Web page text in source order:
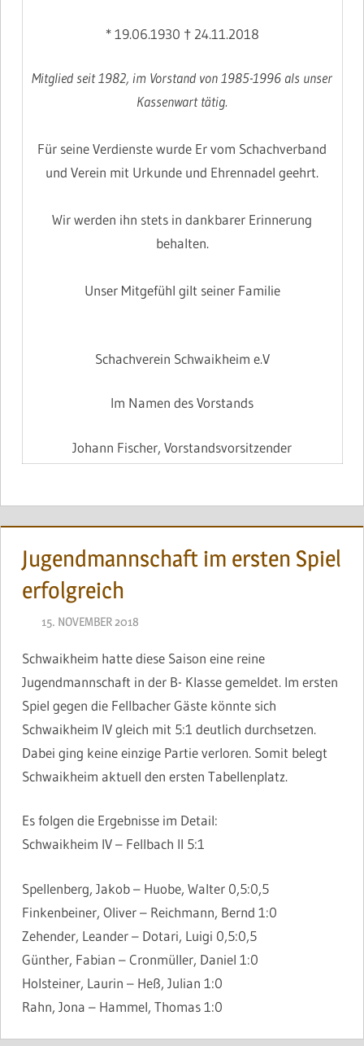
* 19.06.1930 † 24.11.2018
Mitglied seit 1982, im Vorstand von 1985-1996 als unser
Kassenwart tätig.
Für seine Verdienste wurde Er vom Schachverband
und Verein mit Urkunde und Ehrennadel geehrt.
Wir werden ihn stets in dankbarer Erinnerung
behalten.
Unser Mitgefühl gilt seiner Familie
Schachverein Schwaikheim e.V
Im Namen des Vorstands
Johann Fischer, Vorstandsvorsitzender
Jugendmannschaft im ersten Spiel
erfolgreich
15. NOVEMBER 2018
Schwaikheim hatte diese Saison eine reine
Jugendmannschaft in der B- Klasse gemeldet. Im ersten
Spiel gegen die Fellbacher Gäste könnte sich
Schwaikheim IV gleich mit 5:1 deutlich durchsetzen.
Dabei ging keine einzige Partie verloren. Somit belegt
Schwaikheim aktuell den ersten Tabellenplatz.
Es folgen die Ergebnisse im Detail:
Schwaikheim IV – Fellbach II 5:1
Spellenberg, Jakob – Huobe, Walter 0,5:0,5
Finkenbeiner, Oliver – Reichmann, Bernd 1:0
Zehender, Leander – Dotari, Luigi 0,5:0,5
Günther, Fabian – Cronmüller, Daniel 1:0
Holsteiner, Laurin – Heß, Julian 1:0
Rahn, Jona – Hammel, Thomas 1:0